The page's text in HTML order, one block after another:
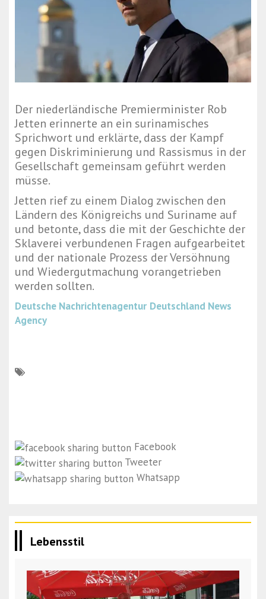
Der niederländische Premierminister Rob
Jetten erinnerte an ein surinamisches
Sprichwort und erklärte, dass der Kampf
gegen Diskriminierung und Rassismus in der
Gesellschaft gemeinsam geführt werden
müsse.
Jetten rief zu einem Dialog zwischen den
Ländern des Königreichs und Suriname auf
und betonte, dass die mit der Geschichte der
Sklaverei verbundenen Fragen aufgearbeitet
und der nationale Prozess der Versöhnung
und Wiedergutmachung vorangetrieben
werden sollten.
Deutsche Nachrichtenagentur Deutschland News
Agency
Facebook
Tweeter
Whatsapp
Lebensstil